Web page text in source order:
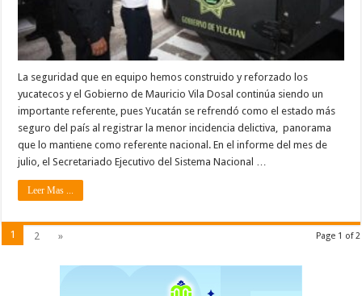
La seguridad que en equipo hemos construido y reforzado los
yucatecos y el Gobierno de Mauricio Vila Dosal continúa siendo un
importante referente, pues Yucatán se refrendó como el estado más
seguro del país al registrar la menor incidencia delictiva, panorama
que lo mantiene como referente nacional. En el informe del mes de
julio, el Secretariado Ejecutivo del Sistema Nacional …
Leer Mas ...
Page 1 of 2
1 2 »